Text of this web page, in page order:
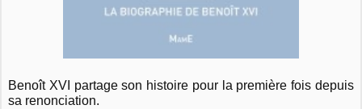
Benoît XVI partage son histoire pour la première fois depuis
sa renonciation.